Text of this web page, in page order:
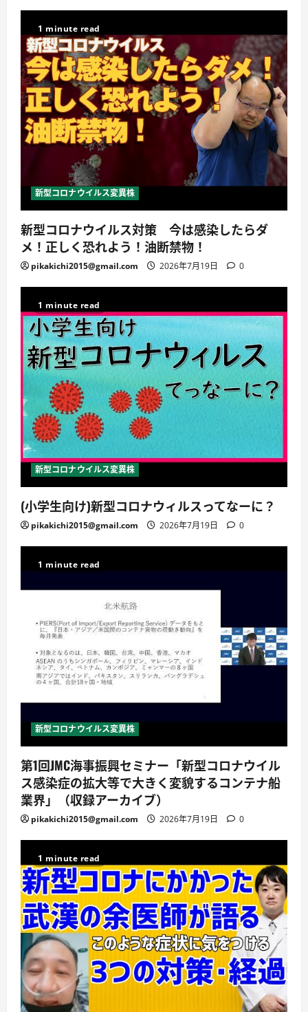
1 minute read
新型コロナウイルス変異株
新型コロナウイルス対策 今は感染したらダ
メ！正しく恐れよう！油断禁物！
pikakichi2015@gmail.com 2026年7月19日 0
1 minute read
新型コロナウイルス変異株
(小学生向け)新型コロナウィルスってなーに？
pikakichi2015@gmail.com 2026年7月19日 0
1 minute read
新型コロナウイルス変異株
第1回JMC海事振興セミナー「新型コロナウイル
ス感染症の拡大等で大きく変貌するコンテナ船
業界」（収録アーカイブ）
pikakichi2015@gmail.com 2026年7月19日 0
1 minute read